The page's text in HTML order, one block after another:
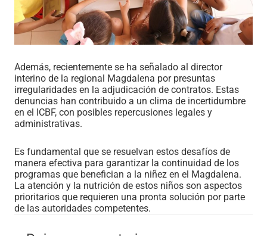
Además, recientemente se ha señalado al director
interino de la regional Magdalena por presuntas
irregularidades en la adjudicación de contratos. Estas
denuncias han contribuido a un clima de incertidumbre
en el ICBF, con posibles repercusiones legales y
administrativas.
Es fundamental que se resuelvan estos desafíos de
manera efectiva para garantizar la continuidad de los
programas que benefician a la niñez en el Magdalena.
La atención y la nutrición de estos niños son aspectos
prioritarios que requieren una pronta solución por parte
de las autoridades competentes.